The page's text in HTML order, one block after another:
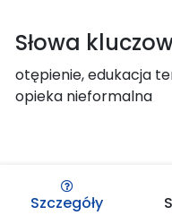
Słowa
otępienie, edukacja
opieka nieformalna
Szczegóły